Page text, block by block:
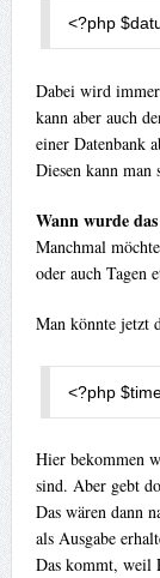
<?php
Dabei wird
kann aber auch
einer Datenbank
Diesen kann man
Wann wurde
Manchmal
oder auch Tagen
Man könnte jetzt
<?php
Hier bekommen
sind. Aber gebt
Das wären dann
als Ausgabe
Das kommt, weil